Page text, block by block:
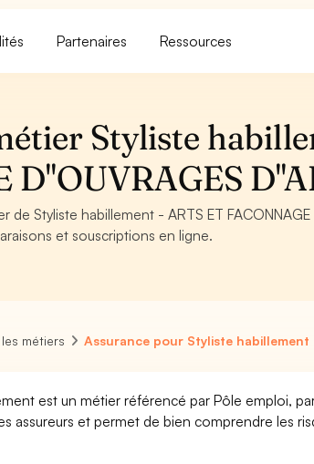
Partenaires Ressources
Styliste
D''OUVRAGES
Styliste habillement - ARTS ET FACONNAGE
et souscriptions en ligne.
métiers Assurance pour Styliste habillement
est un métier référencé par Pôle emploi,
assureurs et permet de bien comprendre les